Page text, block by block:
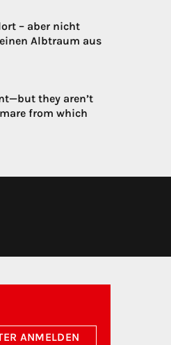
– aber nicht
Albtraum aus
they aren’t
from which
ANMELDEN